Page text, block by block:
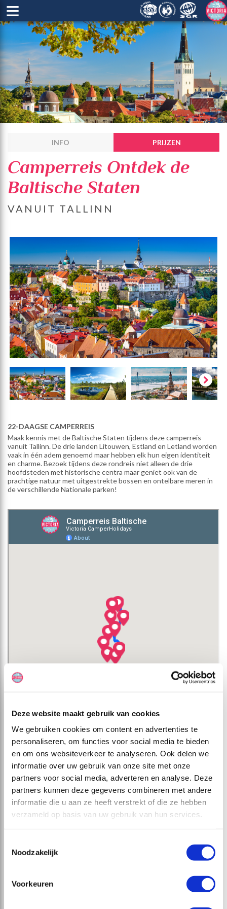
Deze website maakt gebruik van cookies
We gebruiken cookies om content en advertenties te
personaliseren, om functies voor social media te bieden
en om ons websiteverkeer te analyseren. Ook delen we
informatie over uw gebruik van onze site met onze
partners voor social media, adverteren en analyse. Deze
partners kunnen deze gegevens combineren met andere
informatie die u aan ze heeft verstrekt of die ze hebben
verzameld op basis van uw gebruik van hun services.
Noodzakelijk
Voorkeuren
≡
INFO PRIJZEN
Camperreis Ontdek de
Baltische Staten
VANUIT TALLINN
22-DAAGSE CAMPERREIS
Maak kennis met de Baltische Staten tijdens deze camperreis
vanuit Tallinn. De drie landen Litouwen, Estland en Letland worden
vaak in één adem genoemd maar hebben elk hun eigen identiteit
en charme. Bezoek tijdens deze rondreis niet alleen de drie
hoofdsteden met historische centra maar geniet ook van de
prachtige natuur met uitgestrekte bossen en ontelbare meren in
de verschillende Nationale parken!
EXTRA INFO CAMPERTYPES DAGPLANNING
Deze reis is inclusief
- Vluchten Amsterdam – Tallinn (rechtstreeks) inclusief 1 stuk
ruimbagage per persoon
- Luchthavenbelasting en brandstoftoeslagen
- 18 Nachten/ 19 dagen camperhuur van Touring Cars
- Klaarmaakkosten